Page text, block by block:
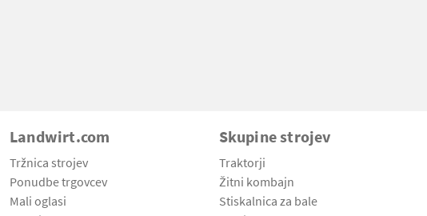
Landwirt.com
Tržnica strojev
Ponudbe trgovcev
Mali oglasi
Skupine strojev
Traktorji
Žitni kombajn
Stiskalnica za bale